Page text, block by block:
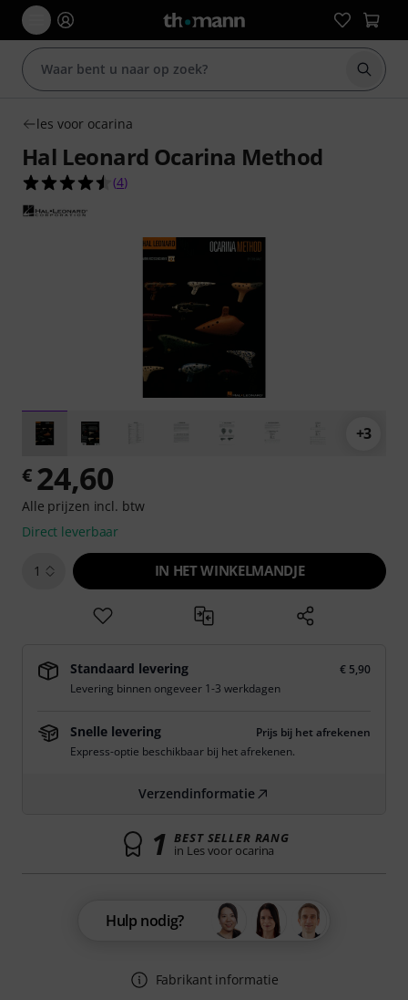
Zoek
les voor ocarina
Hal Leonard Ocarina Method
4.5 van de 5 sterren van 4 klantbeoordelingen
(4)
+3
€ 24,60
Alle prijzen incl. btw
Direct leverbaar
1 IN HET WINKELMANDJE
Standaard levering
€ 5,90
Levering binnen ongeveer 1-3 werkdagen
Snelle levering
Prijs bij het afrekenen
Express-optie beschikbaar bij het afrekenen.
Verzendinformatie
1 BEST SELLER RANG
in Les voor ocarina
Hulp nodig?
Fabrikant informatie